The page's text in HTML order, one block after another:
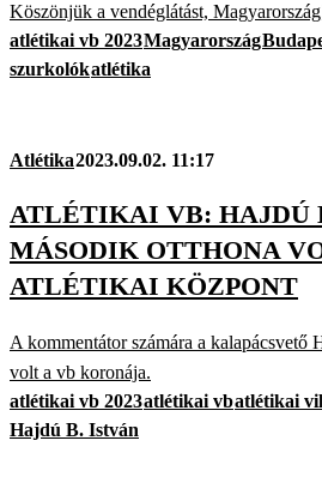
Köszönjük a vendéglátást,
atlétikai vb 2023Magyarország
szurkolókatlétika
Atlétika2023.09.02. 11:17
ATLÉTIKAI VB: HAJDÚ
MÁSODIK OTTHONA
ATLÉTIKAI KÖZPONT
A kommentátor számára a kalapácsvető
volt a vb koronája.
atlétikai vb 2023atlétikai vbatlétikai
Hajdú B. István